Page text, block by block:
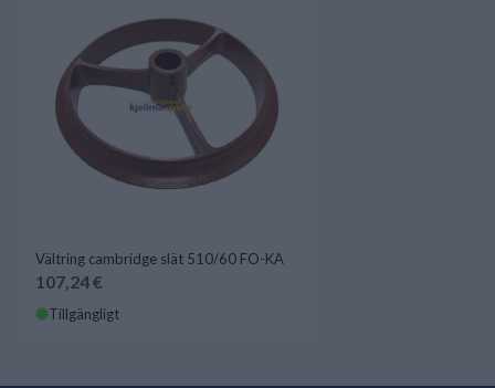
Vältring cambridge slät 510/60 FO-KA
107,24 €
Tillgängligt